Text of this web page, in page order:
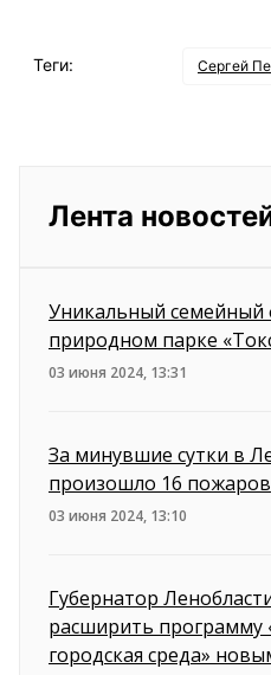
Теги: Сергей
Лента
Уникальный семейный
природном парке
03 июня 2024, 13:31
За минувшие сутки в
произошло 16 пожаров
03 июня 2024, 13:10
Губернатор
расширить программу
городская среда»